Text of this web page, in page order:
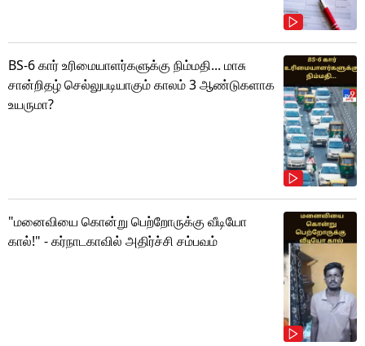
BS-6 கார் உரிமையாளர்களுக்கு நிம்மதி... மாசு
சான்றிதழ் செல்லுபடியாகும் காலம் 3 ஆண்டுகளாக
உயருமா?
"மனைவியை கொன்று பெற்றோருக்கு வீடியோ
கால்!" - கர்நாடகாவில் அதிர்ச்சி சம்பவம்